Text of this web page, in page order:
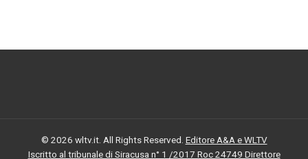
© 2026 wltv.it. All Rights Reserved. Editore A&A e WLTV
Iscritto al tribunale di Siracusa n° 1 /2017 Roc 24749 Direttore